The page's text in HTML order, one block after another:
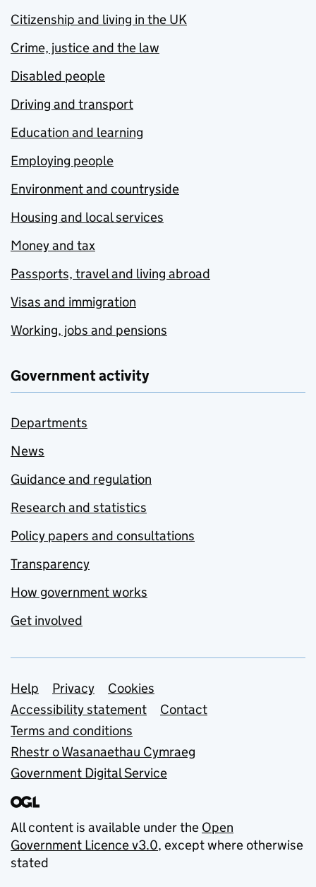
Citizenship and living in the UK
Crime, justice and the law
Disabled people
Driving and transport
Education and learning
Employing people
Environment and countryside
Housing and local services
Money and tax
Passports, travel and living abroad
Visas and immigration
Working, jobs and pensions
Government activity
Departments
News
Guidance and regulation
Research and statistics
Policy papers and consultations
Transparency
How government works
Get involved
Support links
Help Privacy
Cookies
Accessibility statement
Contact
Terms and conditions
Rhestr o Wasanaethau Cymraeg
Government Digital Service
All content is available under the Open
Government Licence v3.0, except where otherwise
stated